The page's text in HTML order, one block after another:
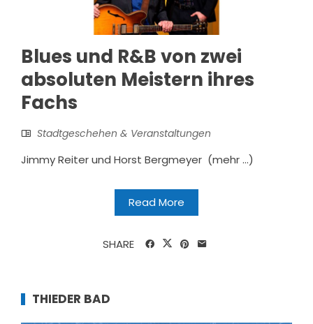
Blues und R&B von zwei
absoluten Meistern ihres
Fachs
Stadtgeschehen & Veranstaltungen
Jimmy Reiter und Horst Bergmeyer (mehr …)
Read More
SHARE
THIEDER BAD